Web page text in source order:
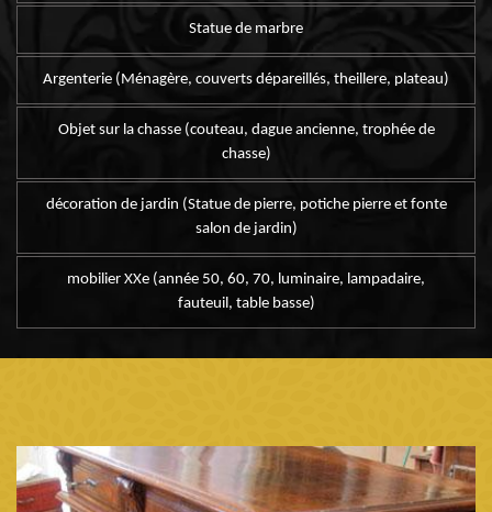
Statue de marbre
Argenterie (Ménagère, couverts dépareillés, theillere, plateau)
Objet sur la chasse (couteau, dague ancienne, trophée de
chasse)
décoration de jardin (Statue de pierre, potiche pierre et fonte
salon de jardin)
mobilier XXe (année 50, 60, 70, luminaire, lampadaire,
fauteuil, table basse)